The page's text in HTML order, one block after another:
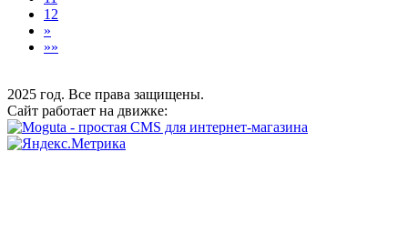
12
»
»»
2025 год. Все права защищены.
Сайт работает на движке: